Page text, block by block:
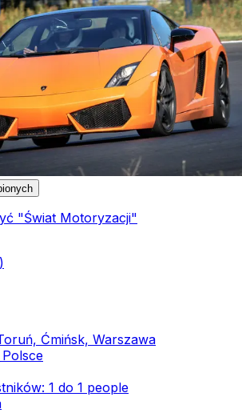
"Świat Motoryzacji"
)
Ćmińsk, Warszawa
Polsce
1 do 1 people